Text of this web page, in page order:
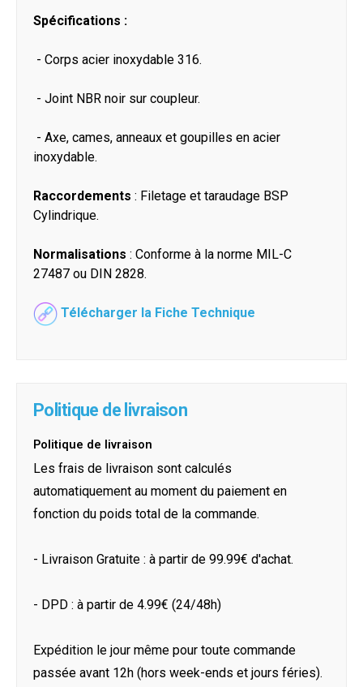
Spécifications :
- Corps acier inoxydable 316.
- Joint NBR noir sur coupleur.
- Axe, cames, anneaux et goupilles en acier
inoxydable.
Raccordements : Filetage et taraudage BSP
Cylindrique.
Normalisations : Conforme à la norme MIL-C
27487 ou DIN 2828.
Télécharger la Fiche Technique
Politique de livraison
Politique de livraison
Les frais de livraison sont calculés
automatiquement au moment du paiement en
fonction du poids total de la commande.
- Livraison Gratuite : à partir de 99.99€ d'achat.
- DPD : à partir de 4.99€ (24/48h)
Expédition le jour même pour toute commande
passée avant 12h (hors week-ends et jours féries).